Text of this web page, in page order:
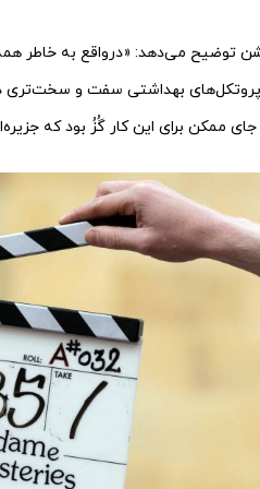
توضیح می‌دهد: «درواقع به خاطر
جای ممکن برای این کار گُزُ بود که